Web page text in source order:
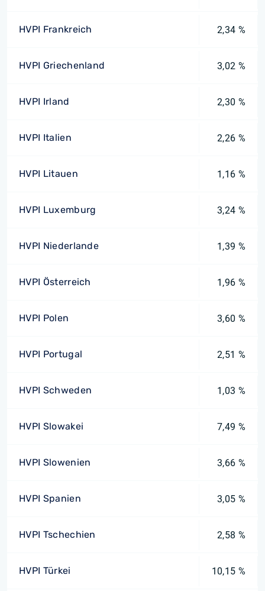
HVPI Frankreich 2,34 %
HVPI Griechenland 3,02 %
HVPI Irland 2,30 %
HVPI Italien 2,26 %
HVPI Litauen 1,16 %
HVPI Luxemburg 3,24 %
HVPI Niederlande 1,39 %
HVPI Österreich 1,96 %
HVPI Polen 3,60 %
HVPI Portugal 2,51 %
HVPI Schweden 1,03 %
HVPI Slowakei 7,49 %
HVPI Slowenien 3,66 %
HVPI Spanien 3,05 %
HVPI Tschechien 2,58 %
HVPI Türkei 10,15 %